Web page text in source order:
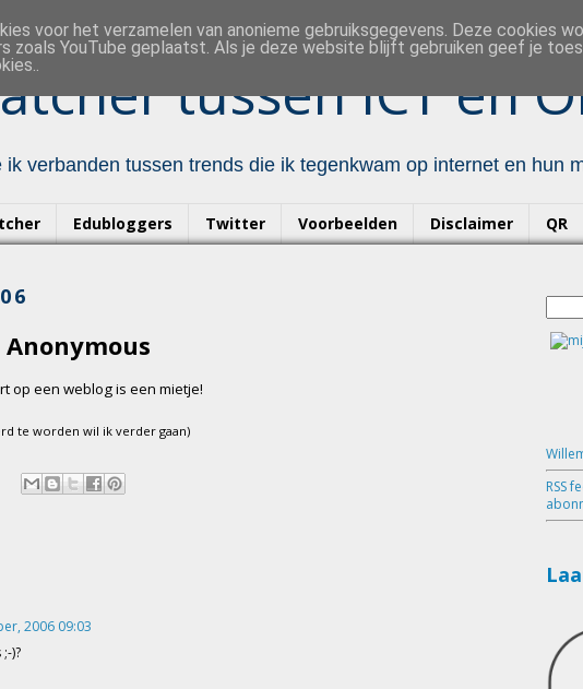
tussen ICT en
verbanden tussen trends die ik tegenkwam op internet en hun
Edubloggers Twitter Voorbeelden Disclaimer QR
op een weblog is een mietje!
te worden wil ik verder gaan)
2006 09:03
)?
RSS
voor het verzamelen van anonieme gebruiksgegevens. Deze cookies
zoals YouTube geplaatst. Als je deze website blijft gebruiken geef je